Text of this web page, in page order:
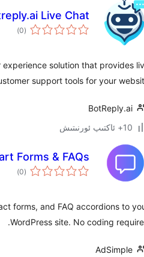
Live Chat
(0 ئومۇمىي
دەرىجە
)
solution that provides
support tools for your
BotReply.ai
10+ ئاكتىپ ئورنىتىش
Forms & FAQs
(0 ئومۇمىي
دەرىجە
)
forms, and FAQ accordions to
WordPress site. No coding
AdSimple